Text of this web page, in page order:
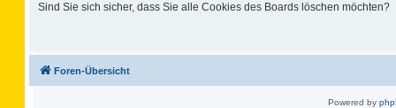
Sind Sie sich sicher, dass Sie alle Cookies des Boards löschen möchten?
Foren-Übersicht
Powered by